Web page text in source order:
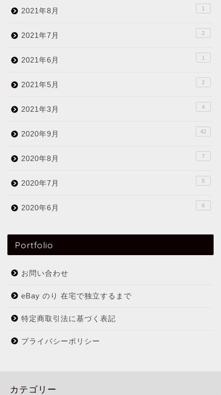
2021年8月 1
2021年7月 2
2021年6月 1
2021年5月 2
2021年3月 4
2020年9月 42
2020年8月 7
2020年7月 5
2020年6月 6
Portfolio
お問い合わせ
eBay のり 在宅で独立するまで
特定商取引法に基づく表記
プライバシーポリシー
カテゴリー